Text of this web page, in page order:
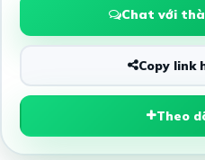
Chat với
Copy link
Theo